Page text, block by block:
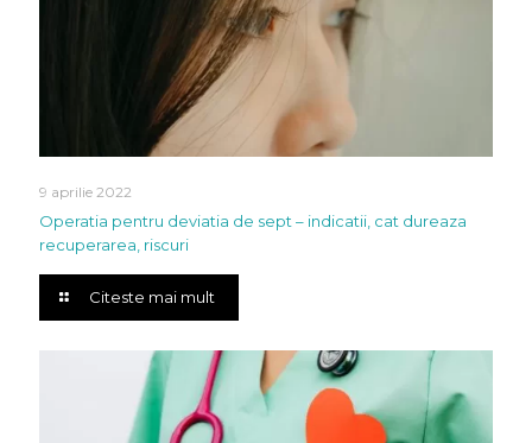
9 aprilie 2022
Operatia pentru deviatia de sept – indicatii, cat dureaza
recuperarea, riscuri
Citeste mai mult